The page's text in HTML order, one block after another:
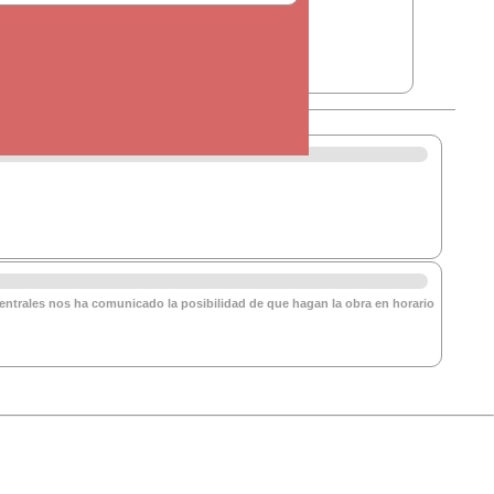
nos ha comunicado la posibilidad de que hagan la obra en horario